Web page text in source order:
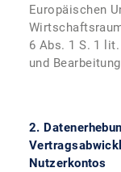
Europäischen
6 Abs. 1 S. 1
und
2.
Nutzerkontos